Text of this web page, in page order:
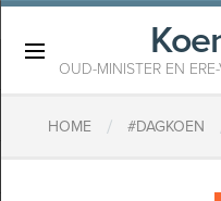
OUD-MINISTER EN
HOME / #DAGKOEN